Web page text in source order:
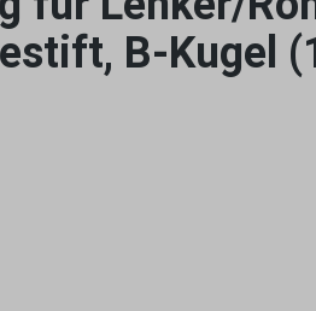
B-Kugel